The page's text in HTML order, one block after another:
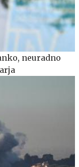
neuradno